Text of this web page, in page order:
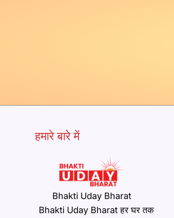
हमारे बारे में
Bhakti Uday Bharat
Bhakti Uday Bharat हर घर तक